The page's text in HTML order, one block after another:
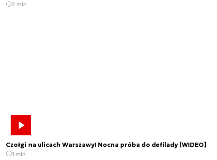
2 min.
Czołgi na ulicach Warszawy! Nocna próba do defilady [WIDEO]
1 min.